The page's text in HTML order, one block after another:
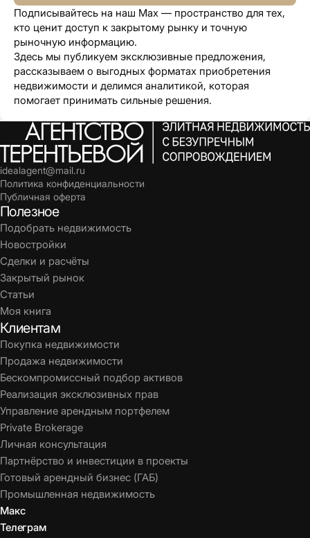
Подписывайтесь на наш Max — пространство для тех,
кто ценит доступ к закрытому рынку и точную
рыночную информацию.
Здесь мы публикуем эксклюзивные предложения,
рассказываем о выгодных форматах приобретения
недвижимости и делимся аналитикой, которая
помогает принимать сильные решения.
idealagent@mail.ru
Политика конфиденциальности
Публичная оферта
Полезное
Подобрать недвижимость
Новостройки
Сделки и расчёты
Закрытый рынок
Статьи
Моя книга
Клиентам
Покупка недвижимости
Продажа недвижимости
Бескомпромиссный подбор активов
Реализация эксклюзивных прав
Управление арендным портфелем
Private Brokerage
Личная консультация
Партнёрство и инвестиции в проекты
Готовый арендный бизнес (ГАБ)
Промышленная недвижимость
Макс
Телеграм